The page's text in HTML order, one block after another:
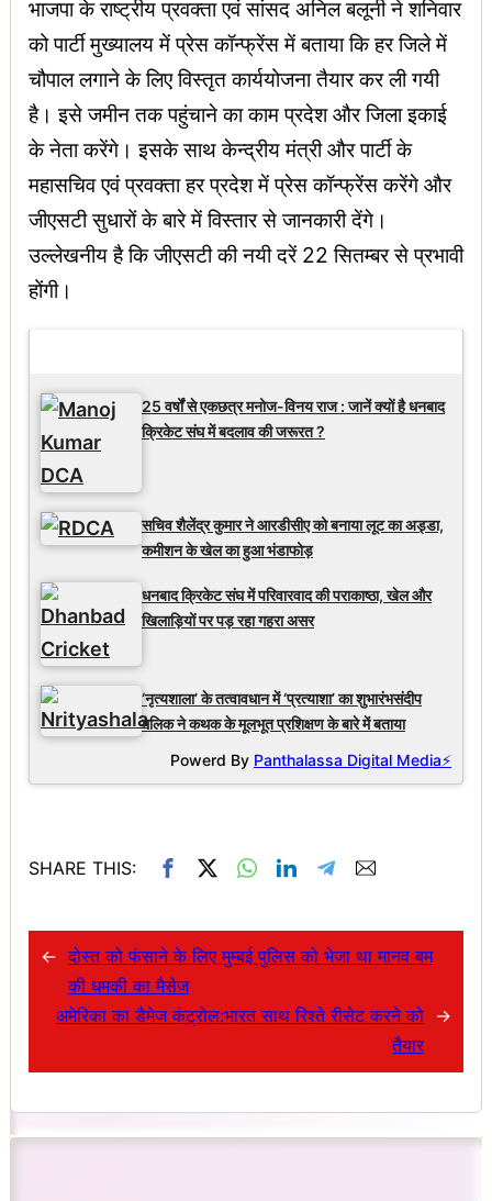
भाजपा के राष्ट्रीय प्रवक्ता एवं सांसद अनिल बलूनी ने शनिवार
को पार्टी मुख्यालय में प्रेस कॉन्फ्रेंस में बताया कि हर जिले में
चौपाल लगाने के लिए विस्तृत कार्ययोजना तैयार कर ली गयी
है। इसे जमीन तक पहुंचाने का काम प्रदेश और जिला इकाई
के नेता करेंगे। इसके साथ केन्द्रीय मंत्री और पार्टी के
महासचिव एवं प्रवक्ता हर प्रदेश में प्रेस कॉन्फ्रेंस करेंगे और
जीएसटी सुधारों के बारे में विस्तार से जानकारी देंगे।
उल्लेखनीय है कि जीएसटी की नयी दरें 22 सितम्बर से प्रभावी
होंगी।
25 वर्षों से एकछत्र मनोज-विनय राज : जानें क्यों है धनबाद
क्रिकेट संघ में बदलाव की जरूरत ?
सचिव शैलेंद्र कुमार ने आरडीसीए को बनाया लूट का अड्डा,
कमीशन के खेल का हुआ भंडाफोड़
धनबाद क्रिकेट संघ में परिवारवाद की पराकाष्ठा, खेल और
खिलाड़ियों पर पड़ रहा गहरा असर
‘नृत्यशाला’ के तत्वावधान में ‘प्रत्याशा’ का शुभारंभसंदीप
मलिक ने कथक के मूलभूत प्रशिक्षण के बारे में बताया
Powerd By Panthalassa Digital Media⚡
SHARE THIS:
← दोस्त को फंसाने के लिए मुम्बई पुलिस को भेजा था मानव बम
की धमकी का मैसेज
अमेरिका का डैमेज कंट्रोल:भारत साथ रिश्ते रीसेट करने को
तैयार
→